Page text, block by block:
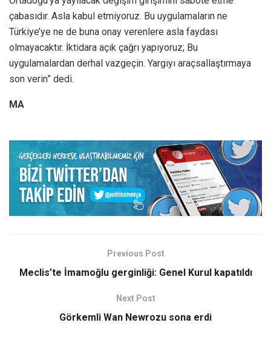
çabasıdır. Asla kabul etmiyoruz. Bu uygulamaların ne
Türkiye’ye ne de buna onay verenlere asla faydası
olmayacaktır. İktidara açık çağrı yapıyoruz; Bu
uygulamalardan derhal vazgeçin. Yargıyı araçsallaştırmaya
son verin” dedi.
MA
Previous Post
Meclis’te İmamoğlu gerginliği: Genel Kurul kapatıldı
Next Post
Görkemli Wan Newrozu sona erdi